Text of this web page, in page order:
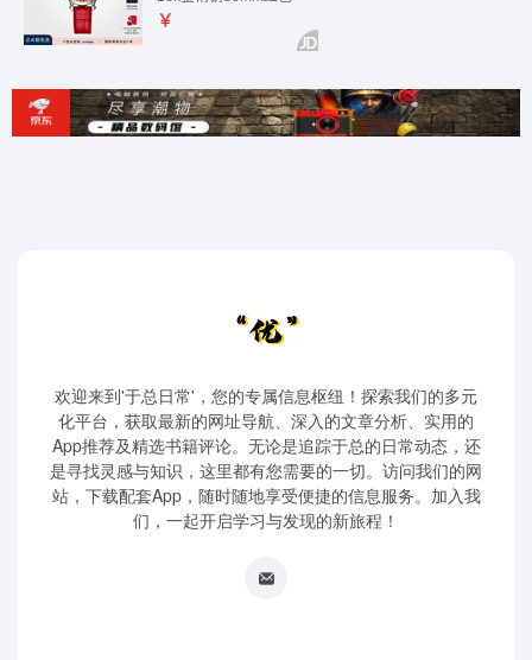
欢迎来到'于总日常'，您的专属信息枢纽！探索我们的多元
化平台，获取最新的网址导航、深入的文章分析、实用的
App推荐及精选书籍评论。无论是追踪于总的日常动态，还
是寻找灵感与知识，这里都有您需要的一切。访问我们的网
站，下载配套App，随时随地享受便捷的信息服务。加入我
们，一起开启学习与发现的新旅程！